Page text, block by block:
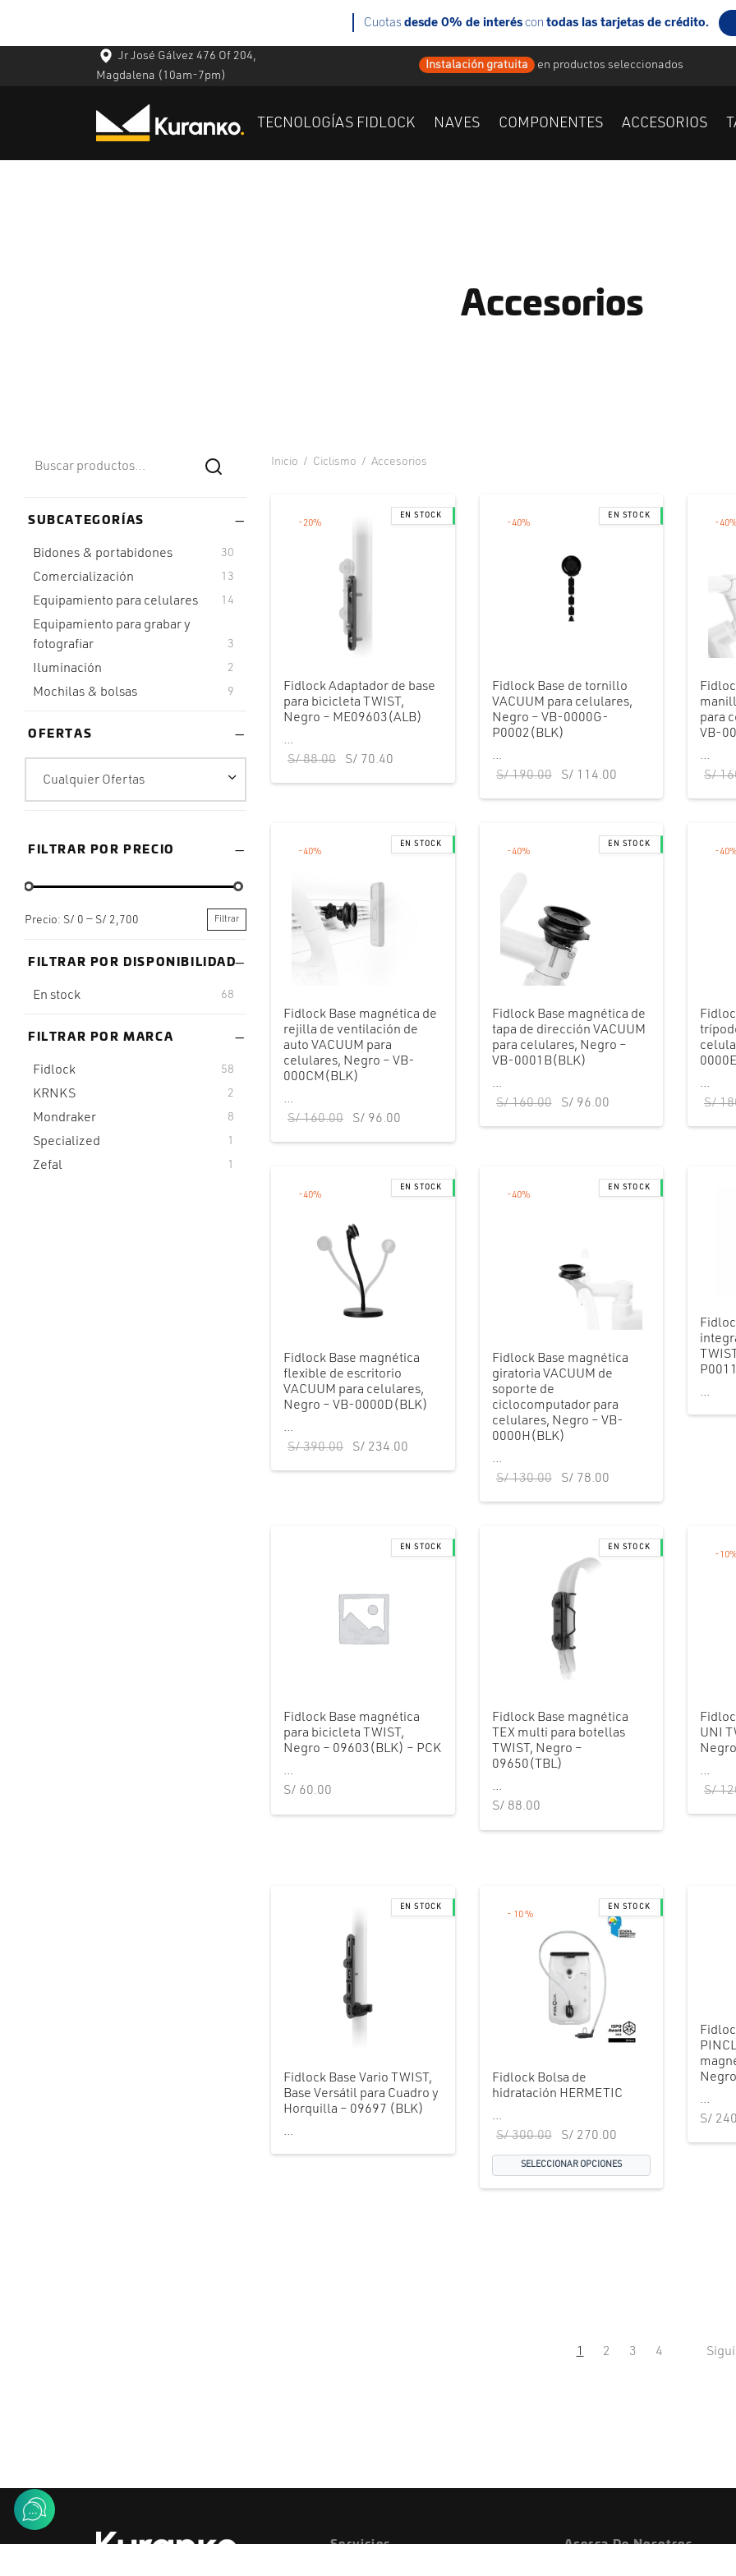
Jr José Gálvez 476 Of 204,
Magdalena (10am-7pm)
Instalación gratuita en productos seleccionados
TECNOLOGÍAS FIDLOCK NAVES COMPONENTES ACCESORIOS
Accesorios
por:
Buscar
SUBCATEGORÍAS
Bidones & portabidones 30
Comercialización 13
Equipamiento para celulares 14
Equipamiento para grabar y
fotografiar
3
Iluminación 2
Mochilas & bolsas 9
OFERTAS
Cualquier Ofertas
FILTRAR POR PRECIO
Precio
Precio
Filtrar
Precio: S/ 0 — S/ 2,700
FILTRAR POR DISPONIBILIDAD
En stock 68
FILTRAR POR MARCA
Fidlock 58
KRNKS 2
Mondraker 8
Specialized 1
Zefal 1
Inicio / Ciclismo / Accesorios
-20%
Fidlock Adaptador de base
para bicicleta TWIST,
Negro – ME09603(ALB)
...
S/88.00
El precio
S/ 70.40
-40%
Fidlock Base de tornillo
VACUUM para celulares,
Negro – VB-0000G-
P0002(BLK)
...
S/190.00
El precio
S/ 190.00.
S/ 114.00
-40
para
VB-
...
S/
-40%
Fidlock Base magnética de
rejilla de ventilación de
auto VACUUM para
celulares, Negro – VB-
000CM(BLK)
...
S/160.00
El precio
original
S/ 160.00.
S/ 96.00
actual
S/ 96.00.
-40%
Fidlock Base magnética de
tapa de dirección VACUUM
para celulares, Negro –
VB-0001B(BLK)
...
S/160.00
El precio
original
S/ 96.00
actual
-40
...
S/
-40%
Fidlock Base magnética
flexible de escritorio
VACUUM para celulares,
Negro – VB-0000D(BLK)
...
S/390.00
El precio
S/ 234.00
-40%
Fidlock Base magnética
giratoria VACUUM de
soporte de
ciclocomputador para
celulares, Negro – VB-
0000H(BLK)
...
S/130.00
El precio
S/ 130.00.
S/ 78.00
S/ 78.00.
...
Fidlock Base magnética
para bicicleta TWIST,
Negro – 09603(BLK) – PCK
...
S/ 60.00
Fidlock Base magnética
TEX multi para botellas
TWIST, Negro –
09650(TBL)
...
S/ 88.00
-10
UNI
...
S/
Fidlock Base Vario TWIST,
Base Versátil para Cuadro y
Horquilla – 09697 (BLK)
...
- 10 %
Fidlock Bolsa de
hidratación HERMETIC
...
S/300.00
El precio
original
era:
S/ 270.00
actual es:
S/ 270.00.
SELECCIONAR OPCIONES
...
S/
1 2 3 4
Servicios Acerca De Nosotros